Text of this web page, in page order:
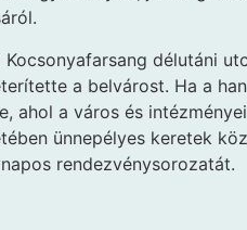
délutáni
a belvárost. Ha a
ahol a város és
ünnepélyes keretek
rendezvénysorozatát.